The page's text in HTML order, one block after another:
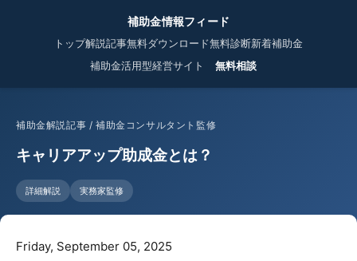
補助金情報フィード
トップ解説記事無料ダウンロード無料診断新着補助金
補助金活用型経営サイト
無料相談
補助金解説記事 / 補助金コンサルタント監修
キャリアアップ助成金とは？
詳細解説 実務家監修
Friday, September 05, 2025